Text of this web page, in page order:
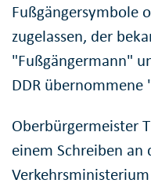
Fußgängersymbole
zugelassen, der
"Fußgängermann"
DDR
Oberbürgermeister
einem Schreiben an